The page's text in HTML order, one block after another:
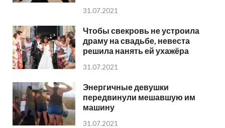
31.07.2021
Чтобы свекровь не устроила
драму на свадьбе, невеста
решила нанять ей ухажёра
31.07.2021
Энергичные девушки
передвинули мешавшую им
машину
31.07.2021